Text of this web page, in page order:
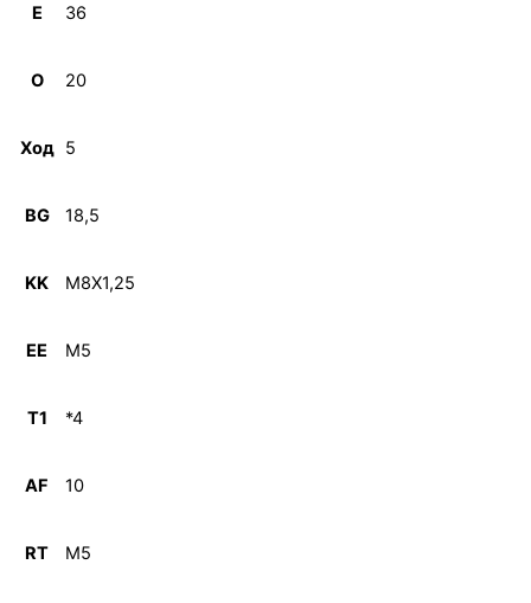
E 36
O 20
Ход 5
BG 18,5
KK M8X1,25
EE M5
T1 *4
AF 10
RT M5